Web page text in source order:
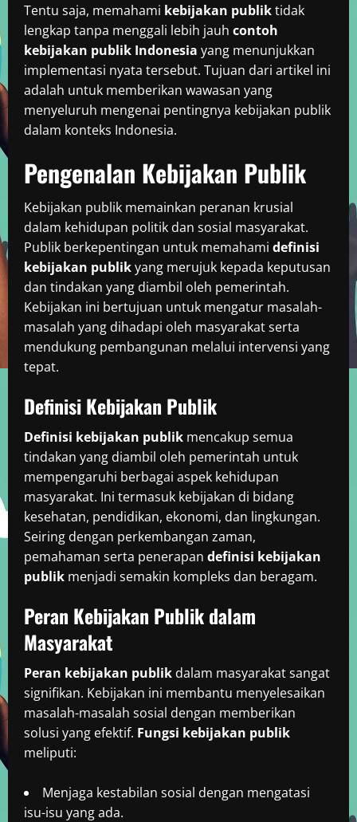
Tentu saja, memahami kebijakan publiktidak
lengkap tanpa menggali lebih jauh contoh
kebijakan publik Indonesia yang menunjukkan
implementasi nyata tersebut. Tujuan dari artikel ini
adalah untuk memberikan wawasan yang
menyeluruh mengenai pentingnya kebijakan publik
dalam konteks Indonesia.
Pengenalan Kebijakan Publik
Kebijakan publik memainkan peranan krusial
dalam kehidupan politik dan sosial masyarakat.
Publik berkepentingan untuk memahami definisi
kebijakan publikyang merujuk kepada keputusan
dan tindakan yang diambil oleh pemerintah.
Kebijakan ini bertujuan untuk mengatur masalah-
masalah yang dihadapi oleh masyarakat serta
mendukung pembangunan melalui intervensi yang
tepat.
Definisi Kebijakan Publik
Definisi kebijakan publik mencakup semua
tindakan yang diambil oleh pemerintah untuk
mempengaruhi berbagai aspek kehidupan
masyarakat. Ini termasuk kebijakan di bidang
kesehatan, pendidikan, ekonomi, dan lingkungan.
Seiring dengan perkembangan zaman,
pemahaman serta penerapan definisi kebijakan
publik menjadi semakin kompleks dan beragam.
Peran Kebijakan Publik dalam
Masyarakat
Peran kebijakan publik dalam masyarakat sangat
signifikan. Kebijakan ini membantu menyelesaikan
masalah-masalah sosial dengan memberikan
solusi yang efektif. Fungsi kebijakan publik
meliputi:
Menjaga kestabilan sosial dengan mengatasi
isu-isu yang ada.